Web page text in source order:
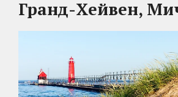
Гранд-Хейвен,